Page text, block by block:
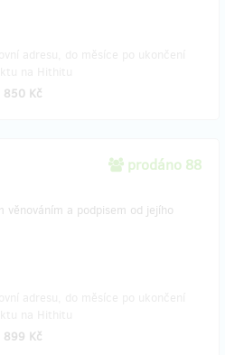
850 Kč
prodáno 88
věnováním a podpisem od jejího
899 Kč